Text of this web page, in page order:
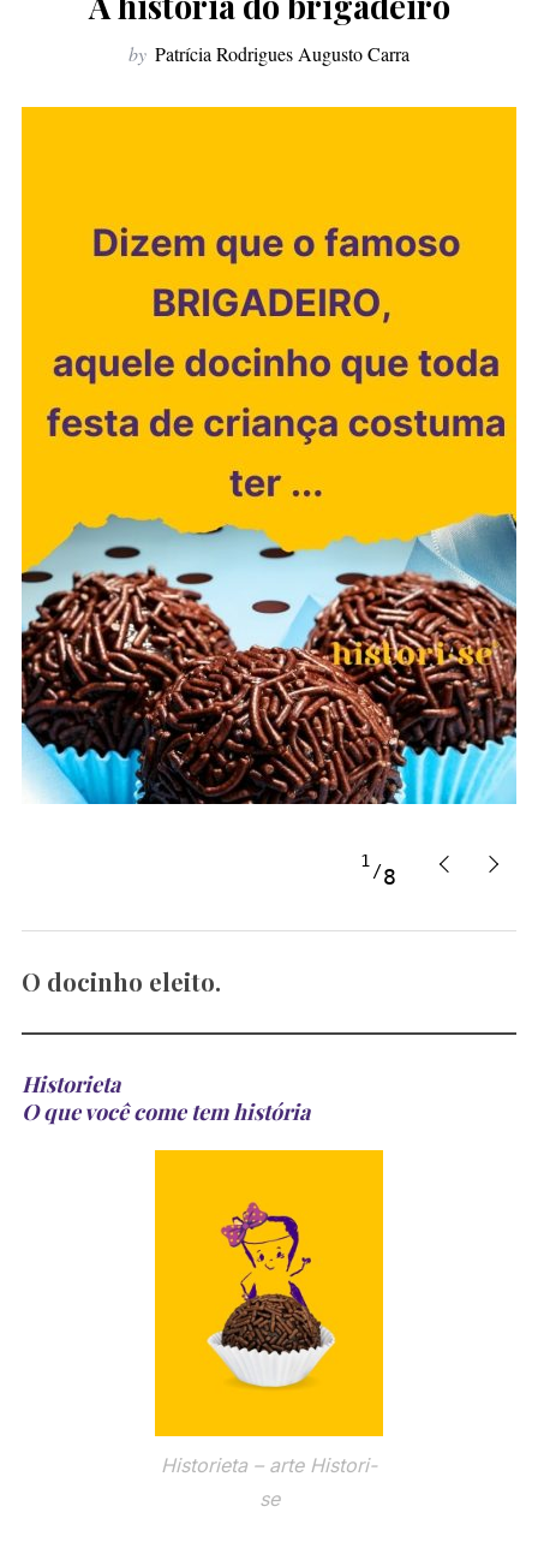
f
:
by Patrícia Rodrigues Augusto Carra
1
8
O docinho eleito.
Historieta
O que você come tem história
Historieta – arte Histori-
se